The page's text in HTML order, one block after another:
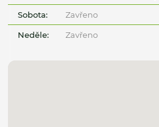
Sobota: Zavřeno
Neděle: Zavřeno